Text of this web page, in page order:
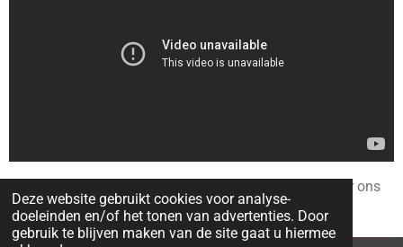
Deze website gebruikt cookies voor analyse-
doeleinden en/of het tonen van advertenties. Door
gebruik te blijven maken van de site gaat u hiermee
Dit is de plaat met het nummer van Vera Lynn dat voor ons
gedraaid werd: "Good Night Children" uit 1940